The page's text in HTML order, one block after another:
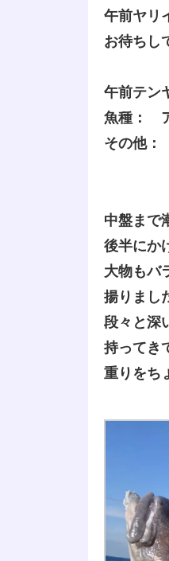
午前ヤリ
お待ちし
午前テン
魚種：
その他：
カサ
中盤まで
後半にか
大物もバ
揚りまし
段々と深
持ってき
重りをち